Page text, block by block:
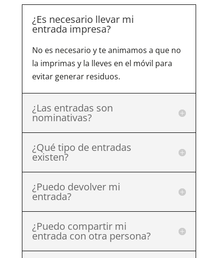
¿Es necesario llevar mi
entrada impresa?
No es necesario y te animamos a que no
la imprimas y la lleves en el móvil para
evitar generar residuos.
¿Las entradas son
nominativas?
¿Qué tipo de entradas
existen?
¿Puedo devolver mi
entrada?
¿Puedo compartir mi
entrada con otra persona?